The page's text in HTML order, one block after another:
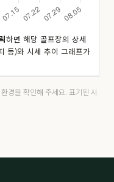
68,000 ▼ 2,000
190,000 ▼ 10,000
14,000 -
하면 해당 골프장의 상세
등)와 시세 추이 그래프가
경을 확인해 주세요. 표기된 시